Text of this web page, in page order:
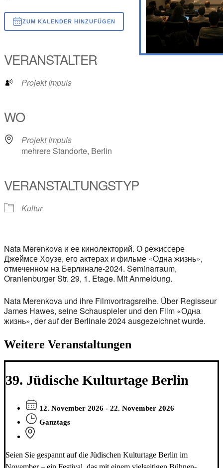
ZUM KALENDER HINZUFÜGEN
Outlook Live
VERANSTALTER
Projekt Impuls
WO
Projekt Impuls
mehrere Standorte, Berlin
VERANSTALTUNGSTYP
Kultur
Nata Merenkova и ее кинолекторий. О режиссере
Джеймсе Хоузе, его актерах и фильме «Одна жизнь»,
отмеченном на Берлинале-2024. Seminarraum,
Oranienburger Str. 29, 1. Etage. Mit Anmeldung.
Nata Merenkova und ihre Filmvortragsreihe. Über Regisseur
James Hawes, seine Schauspieler und den Film «Одна
жизнь», der auf der Berlinale 2024 ausgezeichnet wurde.
Weitere Veranstaltungen
39. Jüdische Kulturtage Berlin
12. November 2026 - 22. November 2026
Ganztags
Seien Sie gespannt auf die Jüdischen Kulturtage Berlin im